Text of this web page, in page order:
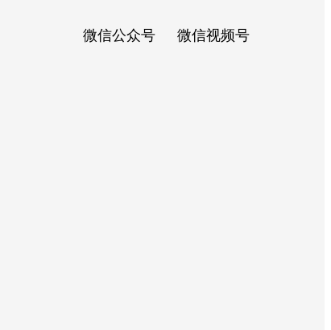
微信公众号 微信视频号